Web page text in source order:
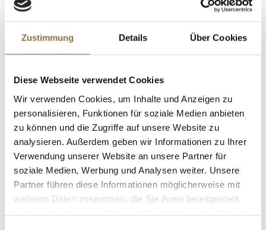
Zustimmung Details Über Cookies
Diese Webseite verwendet Cookies
Wir verwenden Cookies, um Inhalte und Anzeigen zu
personalisieren, Funktionen für soziale Medien anbieten
zu können und die Zugriffe auf unsere Website zu
analysieren. Außerdem geben wir Informationen zu Ihrer
Verwendung unserer Website an unsere Partner für
soziale Medien, Werbung und Analysen weiter. Unsere
Partner führen diese Informationen möglicherweise mit
weiteren Daten zusammen, die Sie ihnen bereitgestellt
LEBENSMITTELKENNZEICHNUNGEN
€ 62,75
€ 125,50/ Liter
St.
KENNZEICHNUNGEN U. SPEZIFIKATIONEN
Rösle Zangen-Dosenöffner, 20cm, 1 St
Art.Nr.:46261
€ 52,96